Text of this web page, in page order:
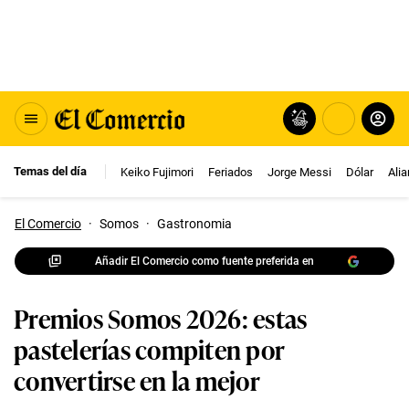
Temas del día Keiko Fujimori Feriados Jorge Messi Dólar
El Comercio · Somos · Gastronomia
Añadir El Comercio como fuente preferida en
Premios Somos 2026: estas
pastelerías compiten por
convertirse en la mejor